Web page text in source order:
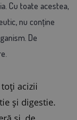
Cu toate acestea,
nu conține
De
acizii
și digestie.